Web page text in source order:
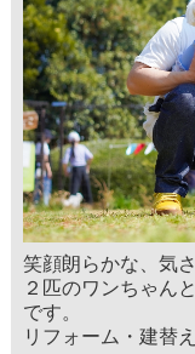
笑顔朗らかな、気
２匹のワンちゃん
です。
リフォーム・建替